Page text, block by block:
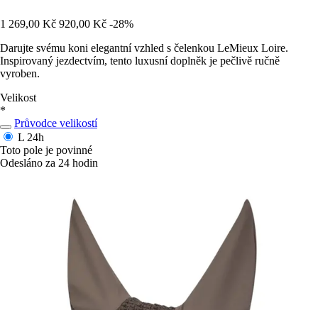
1 269,00 Kč 920,00 Kč -28%
Darujte svému koni elegantní vzhled s čelenkou LeMieux Loire.
Inspirovaný jezdectvím, tento luxusní doplněk je pečlivě ručně
vyroben.
Velikost
*
Průvodce velikostí
L 24h
Toto pole je povinné
Odesláno za 24 hodin